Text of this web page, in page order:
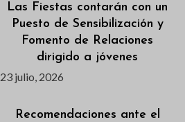
Las Fiestas contarán con un
Puesto de Sensibilización y
Fomento de Relaciones
dirigido a jóvenes
23 julio, 2026
Recomendaciones ante el